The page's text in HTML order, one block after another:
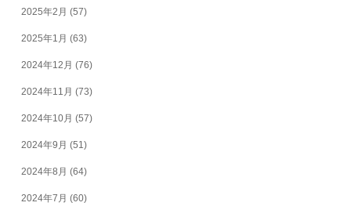
2025年2月 (57)
2025年1月 (63)
2024年12月 (76)
2024年11月 (73)
2024年10月 (57)
2024年9月 (51)
2024年8月 (64)
2024年7月 (60)